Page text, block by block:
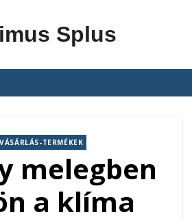
Splus
VÁSÁRLÁS-TERMÉKEK
melegben
a klíma